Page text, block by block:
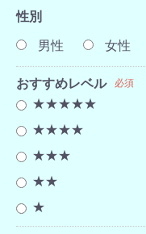
性別
男性
女性
おすすめレベル 必須
★★★★★
★★★★
★★★
★★
★